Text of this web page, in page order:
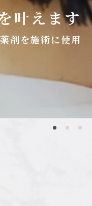
叶えます
剤を施術に使用